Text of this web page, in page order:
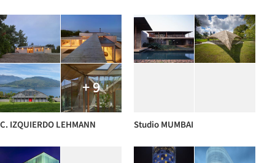
+ 9
C. IZQUIERDO LEHMANN Studio MUMBAI